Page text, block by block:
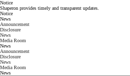
Notice
Shaperon provides timely and transparent updates.
Notice
News
Announcement
Disclosure
News
Media Room
News
Announcement
Disclosure
News
Media Room
News